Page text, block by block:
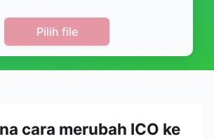
Pilih file
cara merubah ICO ke